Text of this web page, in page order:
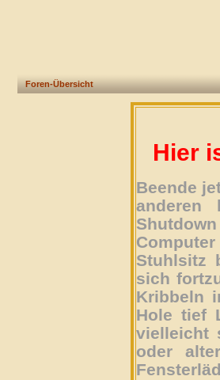
Foren-Übersicht
Hier
Beende
anderen
Stuhlsitz
sich
Kribbeln
Hole tief
vielleicht
oder